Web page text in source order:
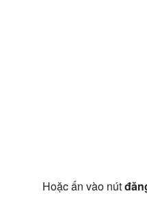
Hoặc ấn vào nút